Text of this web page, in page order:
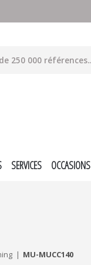
SERVICES OCCASIONS
MU-MUCC140